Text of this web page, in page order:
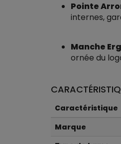
Pointe
internes,
Manche
ornée du
Caractéristique
Marque